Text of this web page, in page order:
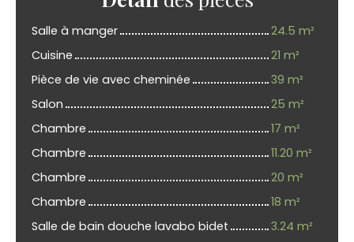
Salle à manger
24.5 m²
Cuisine
21 m²
Pièce de vie avec cheminée
39 m²
Salon
25 m²
Chambre
17 m²
Chambre
11.20 m²
Chambre
20 m²
Chambre
18 m²
Salle de bain douche lavabo bidet
3.24 m²